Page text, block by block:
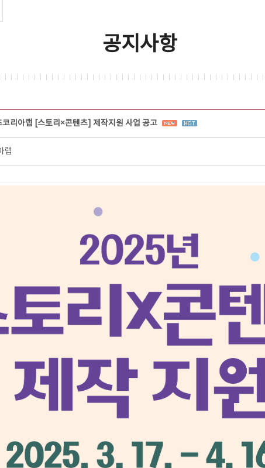
공지사항
리아랩 [스토리×콘텐츠] 제작지원 사업 공고
랩